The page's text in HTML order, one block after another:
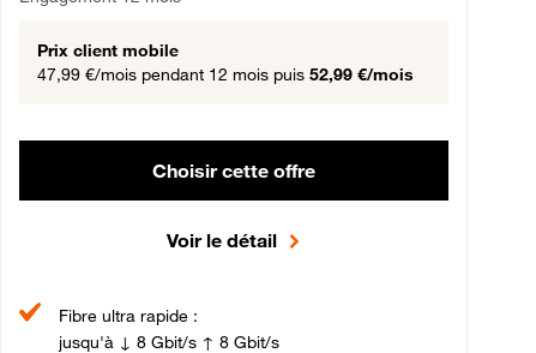
Prix client mobile
47,99 €/mois pendant 12 mois puis 52,99 €/mois
Choisir cette offre
Voir le détail
Fibre ultra rapide :
jusqu'à ↓ 8 Gbit/s ↑ 8 Gbit/s